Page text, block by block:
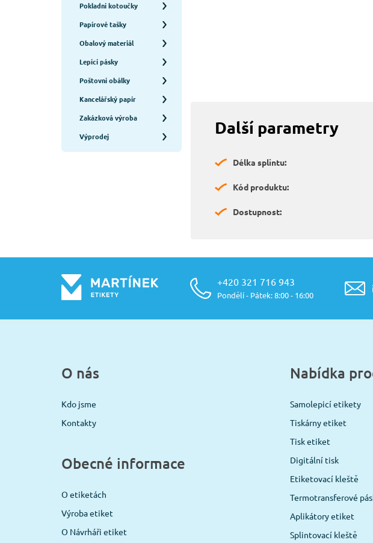
Pokladní kotoučky
Papírové tašky
Obalový materiál
Lepící pásky
Poštovní obálky
Kancelářský papír
Zakázková výroba
Výprodej
Další parametry
Délka splintu:
Kód produktu:
Dostupnost:
+420 321 716 943
Pondělí - Pátek: 8:00 - 16:00
O nás
Kdo jsme
Kontakty
Obecné informace
O etiketách
Výroba etiket
O Návrháři etiket
Nabídka
Samolepicí etikety
Tiskárny etiket
Tisk etiket
Digitální tisk
Etiketovací kleště
Termotransferové
Aplikátory etiket
Splintovací kleště